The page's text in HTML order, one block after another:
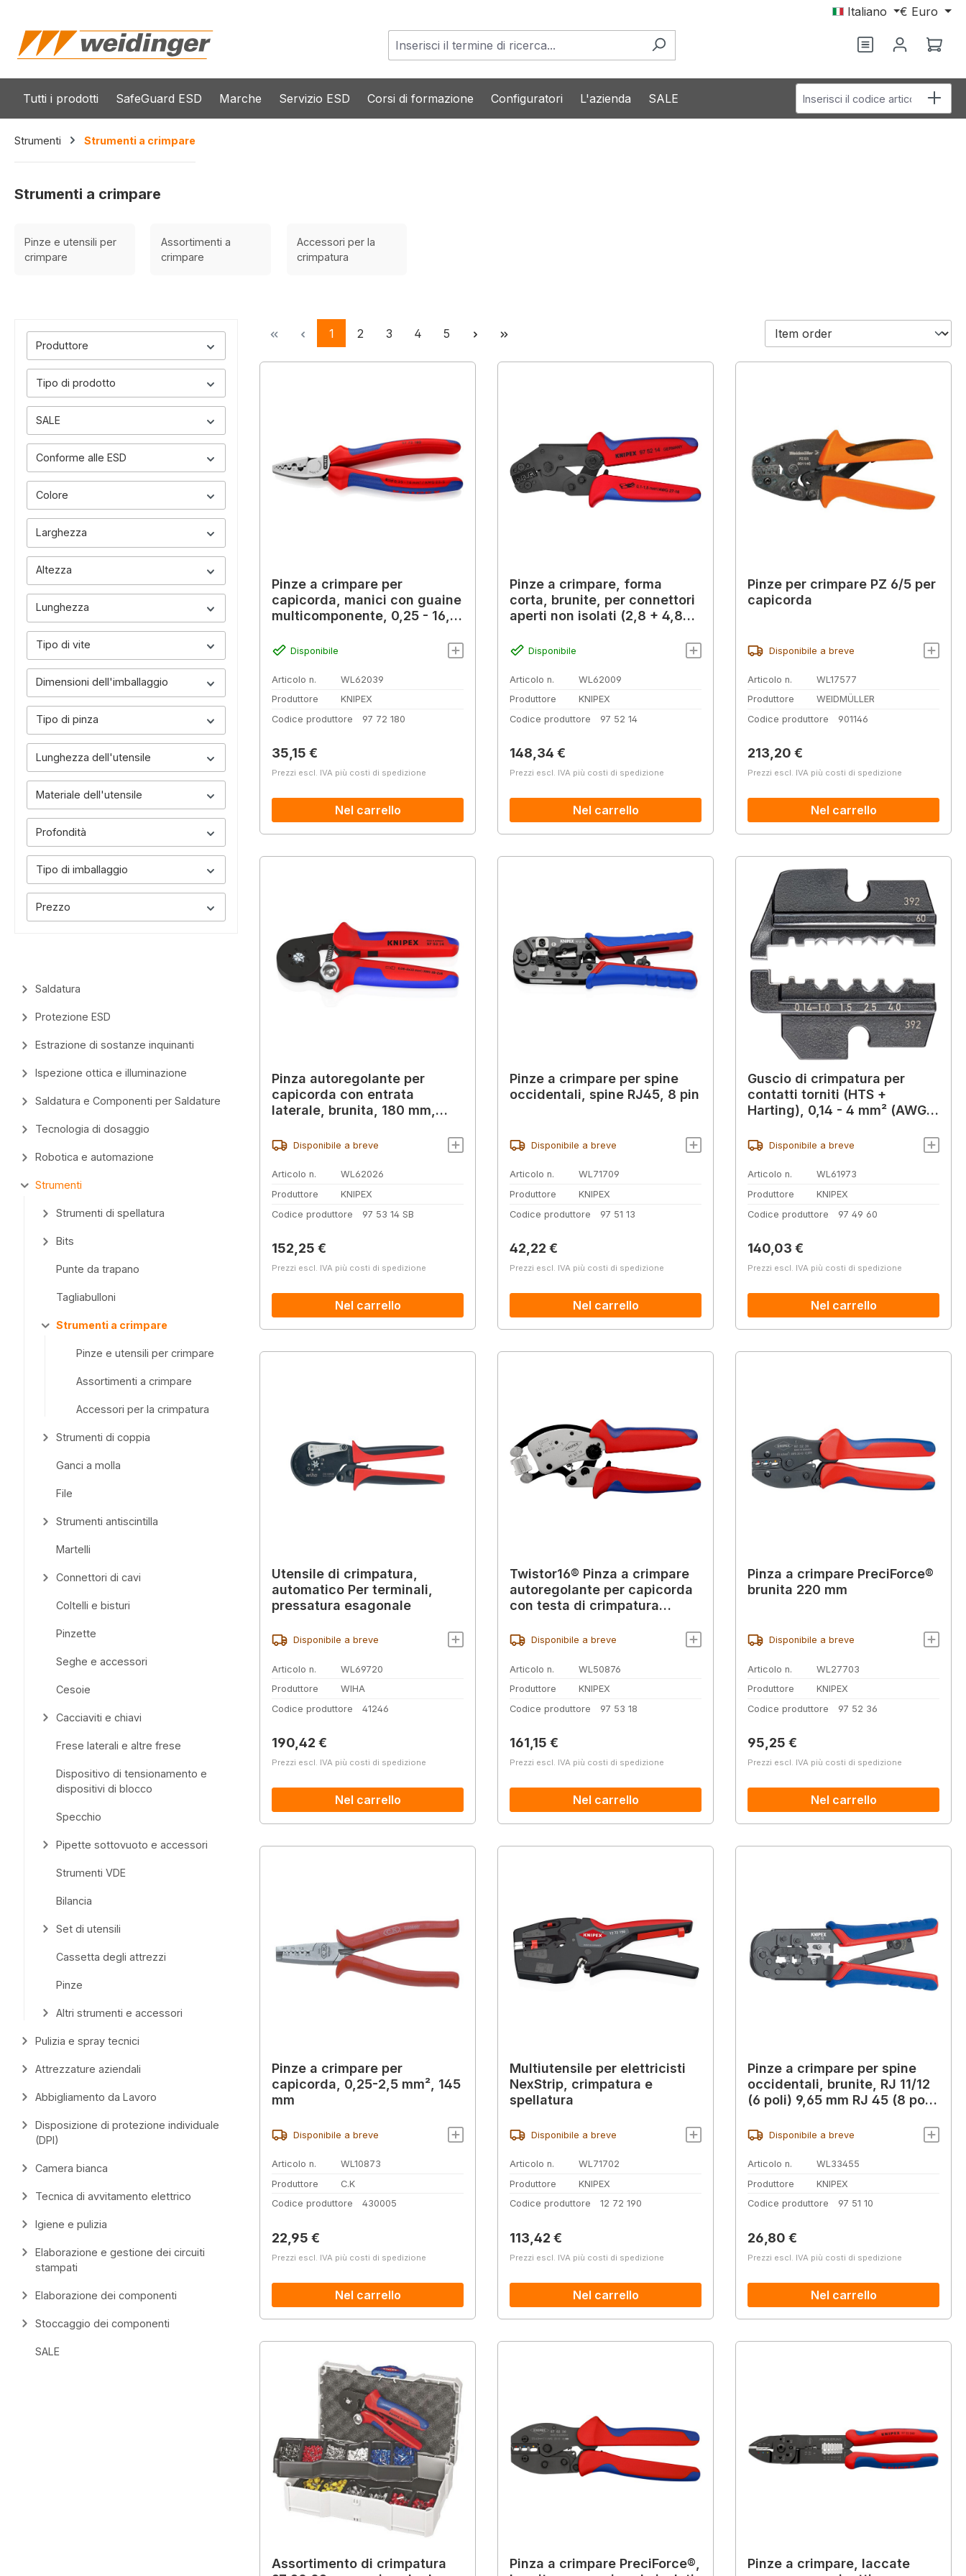
Italiano € Euro
Hai 0 articoliIl
Tutti i prodotti SafeGuard ESD Marche Servizio ESD Corsi di formazione Configuratori L'azienda SALE Inserisci il codice articolo
Strumenti Strumenti a crimpare
Strumenti a crimpare
Pinze e utensili per
crimpare
Assortimenti a
crimpare
Accessori per la
crimpatura
Produttore
Tipo di prodotto
SALE
Conforme alle ESD
Colore
Larghezza
Altezza
Lunghezza
Tipo di vite
Dimensioni dell'imballaggio
Tipo di pinza
Lunghezza dell'utensile
Materiale dell'utensile
Profondità
Tipo di imballaggio
Prezzo
Saldatura
Protezione ESD
Estrazione di sostanze inquinanti
Ispezione ottica e illuminazione
Saldatura e Componenti per Saldature
Tecnologia di dosaggio
Robotica e automazione
Strumenti
Strumenti di spellatura
Bits
Punte da trapano
Tagliabulloni
Strumenti a crimpare
Pinze e utensili per crimpare
Assortimenti a crimpare
Accessori per la crimpatura
Strumenti di coppia
Ganci a molla
File
Strumenti antiscintilla
Martelli
Connettori di cavi
Coltelli e bisturi
Pinzette
Seghe e accessori
Cesoie
Cacciaviti e chiavi
Frese laterali e altre frese
Dispositivo di tensionamento e
dispositivi di blocco
Specchio
Pipette sottovuoto e accessori
Strumenti VDE
Bilancia
Set di utensili
Cassetta degli attrezzi
Pinze
Altri strumenti e accessori
Pulizia e spray tecnici
Attrezzature aziendali
Abbigliamento da Lavoro
Disposizione di protezione individuale
(DPI)
Camera bianca
Tecnica di avvitamento elettrico
Igiene e pulizia
Elaborazione e gestione dei circuiti
stampati
Elaborazione dei componenti
Stoccaggio dei componenti
SALE
Pagina
1 Pagina
2 Pagina
3 Pagina
4 Pagina
5
Pinze a crimpare per
capicorda, manici con guaine
multicomponente, 0,25 - 16,0
Disponibile
Articolo n.
WL62039
Produttore
KNIPEX
Codice produttore
97 72 180
Prezzo normale:
35,15 €
Prezzi escl. IVA più costi di spedizione
Nel carrello
Pinze a crimpare, forma
corta, brunite, per connettori
aperti non isolati (2,8 + 4,8
Disponibile
Articolo n.
WL62009
Produttore
KNIPEX
Codice produttore
97 52 14
Prezzo normale:
148,34 €
Prezzi escl. IVA più costi di spedizione
Nel carrello
Pinze per crimpare PZ 6/5 per
capicorda
Disponibile a breve
Articolo n.
WL17577
Produttore
WEIDMÜLLER
Codice produttore
901146
Prezzo normale:
213,20 €
Prezzi escl. IVA più costi di spedizione
Nel carrello
Pinza autoregolante per
capicorda con entrata
laterale, brunita, 180 mm,
Disponibile a breve
Articolo n.
WL62026
Produttore
KNIPEX
Codice produttore
97 53 14 SB
Prezzo normale:
152,25 €
Prezzi escl. IVA più costi di spedizione
Nel carrello
Pinze a crimpare per spine
occidentali, spine RJ45, 8 pin
Disponibile a breve
Articolo n.
WL71709
Produttore
KNIPEX
Codice produttore
97 51 13
Prezzo normale:
42,22 €
Prezzi escl. IVA più costi di spedizione
Nel carrello
Guscio di crimpatura per
contatti torniti (HTS +
Harting), 0,14 - 4 mm² (AWG
Disponibile a breve
Articolo n.
WL61973
Produttore
KNIPEX
Codice produttore
97 49 60
Prezzo normale:
140,03 €
Prezzi escl. IVA più costi di spedizione
Nel carrello
Utensile di crimpatura,
automatico Per terminali,
pressatura esagonale
Disponibile a breve
Articolo n.
WL69720
Produttore
WIHA
Codice produttore
41246
Prezzo normale:
190,42 €
Prezzi escl. IVA più costi di spedizione
Nel carrello
Twistor16® Pinza a crimpare
autoregolante per capicorda
con testa di crimpatura
manicotti multicomponente,
Disponibile a breve
Articolo n.
WL50876
Produttore
KNIPEX
Codice produttore
97 53 18
Prezzo normale:
161,15 €
Prezzi escl. IVA più costi di spedizione
Nel carrello
Pinza a crimpare PreciForce®
brunita 220 mm
Disponibile a breve
Articolo n.
WL27703
Produttore
KNIPEX
Codice produttore
97 52 36
Prezzo normale:
95,25 €
Prezzi escl. IVA più costi di spedizione
Nel carrello
Pinze a crimpare per
capicorda, 0,25-2,5 mm², 145
mm
Disponibile a breve
Articolo n.
WL10873
Produttore
C.K
Codice produttore
430005
Prezzo normale:
22,95 €
Prezzi escl. IVA più costi di spedizione
Nel carrello
Multiutensile per elettricisti
NexStrip, crimpatura e
spellatura
Disponibile a breve
Articolo n.
WL71702
Produttore
KNIPEX
Codice produttore
12 72 190
Prezzo normale:
113,42 €
Prezzi escl. IVA più costi di spedizione
Nel carrello
Pinze a crimpare per spine
occidentali, brunite, RJ 11/12
(6 poli) 9,65 mm RJ 45 (8 poli)
Disponibile a breve
Articolo n.
WL33455
Produttore
KNIPEX
Codice produttore
97 51 10
Prezzo normale:
26,80 €
Prezzi escl. IVA più costi di spedizione
Nel carrello
Assortimento di crimpatura
Pinza a crimpare PreciForce®,
Pinze a crimpare, laccate